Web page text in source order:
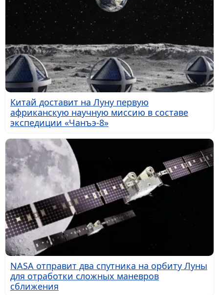
Китай доставит на Луну первую
африканскую научную миссию в составе
экспедиции «Чанъэ-8»
NASA отправит два спутника на орбиту Луны
для отработки сложных маневров
сближения